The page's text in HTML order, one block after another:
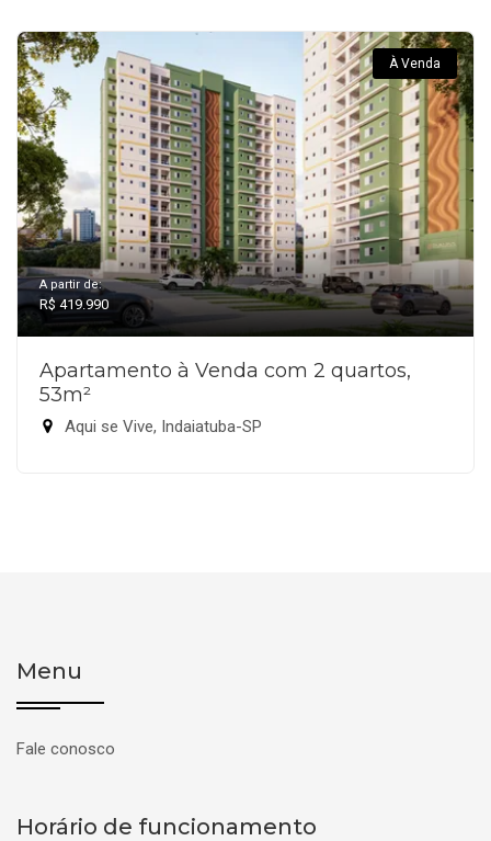
À Venda
A partir de:
R$ 419.990
Apartamento à Venda com 2 quartos,
53m²
Aqui se Vive, Indaiatuba-SP
Menu
Fale conosco
Horário de funcionamento